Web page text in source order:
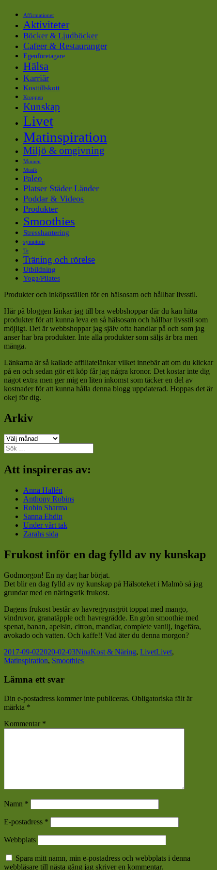
Affirmationer
Aktiviteter
Böcker & Ljudböcker
Cafeer & Restauranger
Egenföretagare
Hälsa
Karriär
Kosttillskott
Kroppen
Kunskap
Livet
Matinspiration
Miljö & omgivning
Minnen
Musik
Paleo
Platser Städer Länder
Poddar & Videos
Produkter
Smoothies
Stresshantering
symptom
Te
Träning och rörelse
Utbildning
Yoga/Pilates
Produkter och inköpsställen för en hälsosam och hållbar livsstil.
Här på bloggen länkar jag till bra webbshoppar där du kan hitta
produkter för att kunna leva en så hälsosam och hållbar livsstil som
möjligt. Det är webbshoppar jag själv ofta handlar på och som jag
anser har bra produkter. Inte alla produkter som säljs är bra men
många.
Länkarna är så kallade affiliatelänkar vilket innebär att om du klickar
på en och sedan gör ett köp får jag några kronor. Det kostar inte dig
något extra men ger mig en liten inkomst som täcker en del av
kostnader för att kunna hålla denna blogg uppdaterad. Hoppas det är
okej för dig.
Arkiv
Arkiv
Sök
efter:
Att inspireras av:
Anna Hallén
Anthony Robins
Robin Sharma
Sanna Ehdin
Under vårt tak
Zarahs sida
Frukost inför en dag fylld av ny kunskap
Godmorgon! En ny dag har börjat.
Det blir en dag fylld av ny kunskap på Hälsoteket i Malmö så jag
grundar med en näringsrik frukost.
Dagens frukost består av havregrynsgröt toppat med mango,
vindruvor, granatäpple och havregrädde. En grön smoothie med
spenat, banan, apelsin, citron, mandlar, complete vanilj, ingefära,
avokado och vatten. Och kaffe!! Vad äter du denna morgon?
Postat
2017-09-022020-02-03Författare
NinaKategorier
Kost & Näring, LivetTaggar
Livet,
Matinspiration, Smoothies
Lämna ett svar
Din e-postadress kommer inte publiceras. Obligatoriska fält är
märkta *
Kommentar *
Namn *
E-postadress *
Webbplats
Spara mitt namn, min e-postadress och webbplats i denna
webbläsare till nästa gång jag skriver en kommentar.